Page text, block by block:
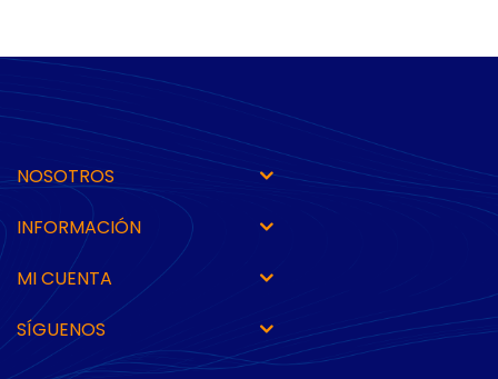
NOSOTROS
INFORMACIÓN
MI CUENTA
SÍGUENOS